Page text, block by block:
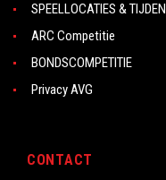
SPEELLOCATIES & TIJDEN
ARC Competitie
BONDSCOMPETITIE
Privacy AVG
CONTACT